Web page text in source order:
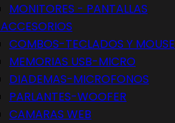
MONITORES - PANTALLAS
ACCESORIOS
COMBOS-TECLADOS Y MOUSE
MEMORIAS USB-MICRO
DIADEMAS-MICROFONOS
PARLANTES-WOOFER
CAMARAS WEB